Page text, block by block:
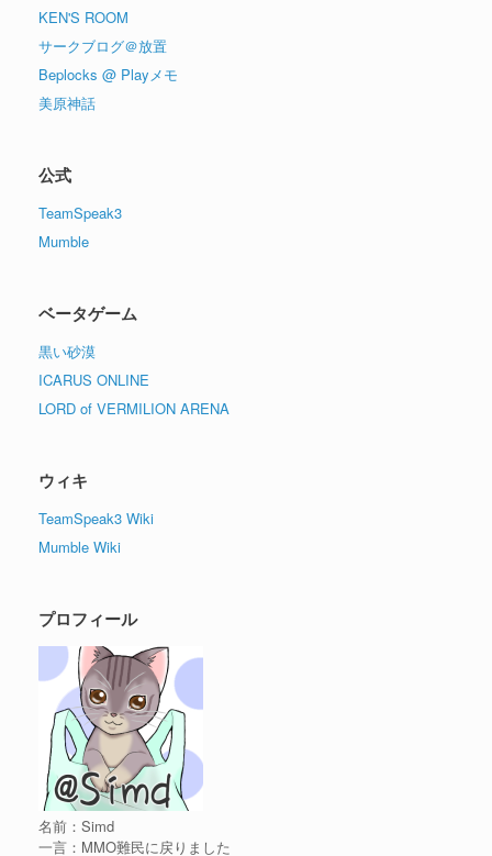
KEN'S ROOM
サークブログ＠放置
Beplocks @ Playメモ
美原神話
公式
TeamSpeak3
Mumble
ベータゲーム
黒い砂漠
ICARUS ONLINE
LORD of VERMILION ARENA
ウィキ
TeamSpeak3 Wiki
Mumble Wiki
プロフィール
名前：Simd
一言：MMO難民に戻りました